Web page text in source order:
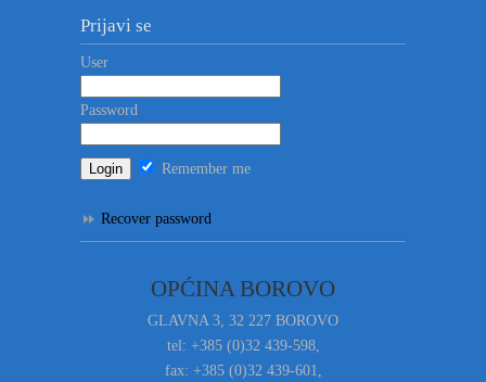
Prijavi se
User
Password
Remember me
Recover password
OPĆINA BOROVO
GLAVNA 3, 32 227 BOROVO
tel: +385 (0)32 439-598,
fax: +385 (0)32 439-601,